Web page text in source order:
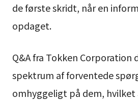
de første skridt, når en
opdaget.
Q&A fra Tokken
spektrum af forventede
omhyggeligt på dem, hvilket